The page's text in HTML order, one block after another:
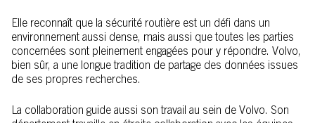
Elle reconnaît que la sécurité routière est un défi dans un
environnement aussi dense, mais aussi que toutes les parties
concernées sont pleinement engagées pour y répondre. Volvo,
bien sûr, a une longue tradition de partage des données issues
de ses propres recherches.
La collaboration guide aussi son travail au sein de Volvo. Son